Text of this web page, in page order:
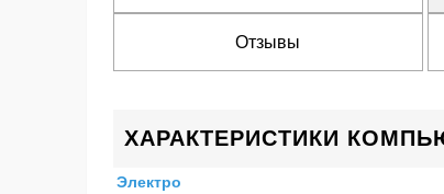
Отзывы
ХАРАКТЕРИСТИКИ
Электро